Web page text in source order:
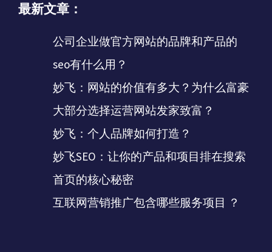
最新文章：
公司企业做官方网站的品牌和产品的
seo有什么用？
妙飞：网站的价值有多大？为什么富豪
大部分选择运营网站发家致富？
妙飞：个人品牌如何打造？
妙飞SEO：让你的产品和项目排在搜索
首页的核心秘密
互联网营销推广包含哪些服务项目 ？